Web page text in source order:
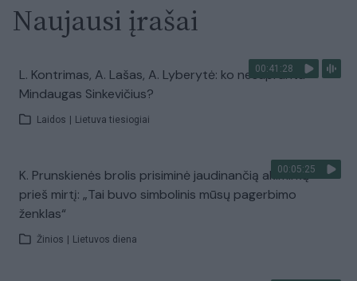
Naujausi įrašai
00:41:28
L. Kontrimas, A. Lašas, A. Lyberytė: ko nesupranta
Mindaugas Sinkevičius?
Laidos Lietuva tiesiogiai
00:05:25
K. Prunskienės brolis prisiminė jaudinančią akimirką
prieš mirtį: „Tai buvo simbolinis mūsų pagerbimo
ženklas“
Žinios Lietuvos diena